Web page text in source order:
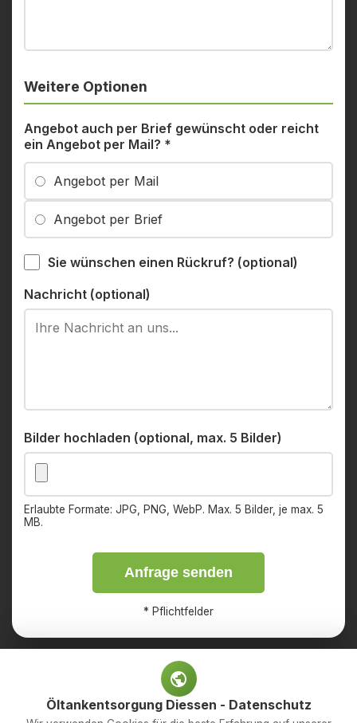
Weitere Optionen
Angebot auch per Brief gewünscht oder reicht
ein Angebot per Mail? *
Angebot per Mail
Angebot per Brief
Sie wünschen einen Rückruf? (optional)
Nachricht (optional)
Bilder hochladen (optional, max. 5 Bilder)
Erlaubte Formate: JPG, PNG, WebP. Max. 5 Bilder, je max. 5
MB.
Anfrage senden
* Pflichtfelder
ImpressumDatenschutz
Öltankentsorgung Diessen - Datenschutz